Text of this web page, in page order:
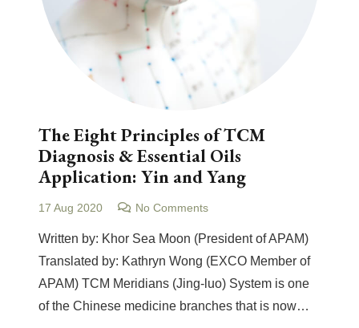
The Eight Principles of TCM
Diagnosis & Essential Oils
Application: Yin and Yang
17 Aug 2020 No Comments
Written by: Khor Sea Moon (President of APAM)
Translated by: Kathryn Wong (EXCO Member of
APAM) TCM Meridians (Jing-luo) System is one
of the Chinese medicine branches that is now…